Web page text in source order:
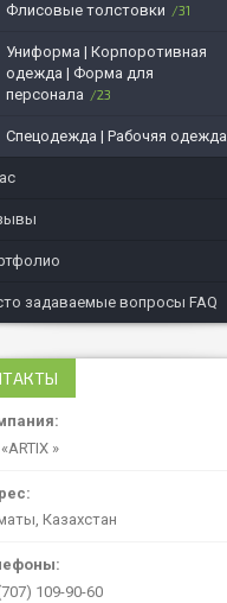
Флисовые толстовки
31
Униформа | Корпоротивная
одежда | Форма для
персонала
23
Спецодежда | Рабочяя одежда
задаваемые вопросы FAQ
»
Казахстан
109-90-60